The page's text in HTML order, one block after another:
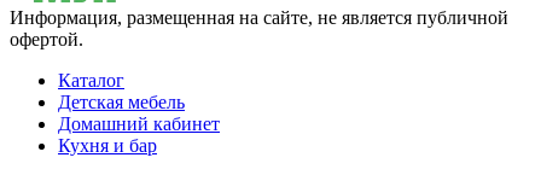
Информация, размещенная на сайте, не является публичной
офертой.
Каталог
Детская мебель
Домашний кабинет
Кухня и бар